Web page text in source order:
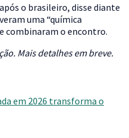
o brasileiro, disse diante
uma “química
combinaram o encontro.
Mais detalhes em breve.